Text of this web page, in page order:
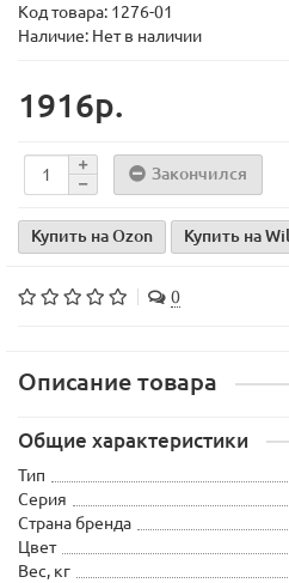
Код товара: 1276-01
Наличие: Нет в наличии
1916р.
Закончился
Купить на Ozon Купить на
0
Описание товара
Общие характеристики
Тип
Серия
Страна бренда
Цвет
Вес, кг